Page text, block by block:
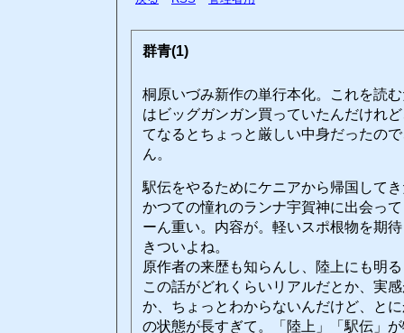
群青(1)
桐原いづみ新作の単行本化。これを読
はビッグガンガン買っていたんだけれ
てなるとちょっと厳しい中身だったの
ん。
駅伝をやるためにケニアから帰国して
かつての憧れのランナ宇賀神に出会っ
ーん重い。内容が。軽いスポ根物を期
きついよね。
原作者の来歴も知らんし、陸上にも明
この話がどれくらいリアルだとか、実
か、ちょっとわからないんだけど、と
の状態が長すぎて。「陸上」「駅伝」